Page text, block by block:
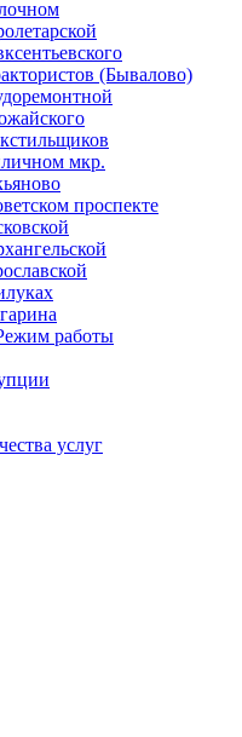
(Бывалово)
мкр.
проспекте
работы
услуг